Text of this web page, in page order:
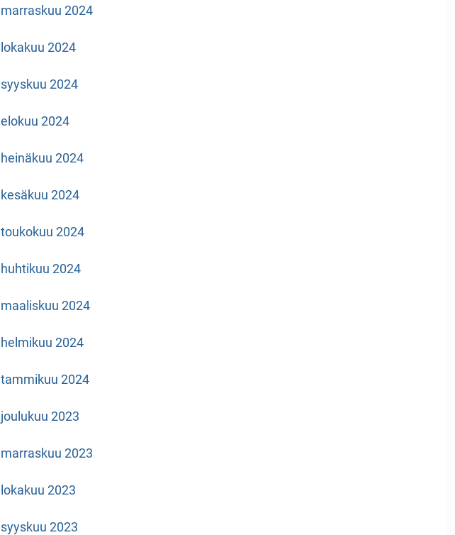
marraskuu 2024
lokakuu 2024
syyskuu 2024
elokuu 2024
heinäkuu 2024
kesäkuu 2024
toukokuu 2024
huhtikuu 2024
maaliskuu 2024
helmikuu 2024
tammikuu 2024
joulukuu 2023
marraskuu 2023
lokakuu 2023
syyskuu 2023